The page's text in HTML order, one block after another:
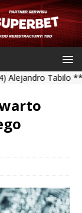
Tabilo ***